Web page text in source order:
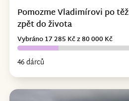
Pomozme Vladimírovi po
zpět do života
46 dárců
Vybráno 17 285 Kč z 80 000 Kč